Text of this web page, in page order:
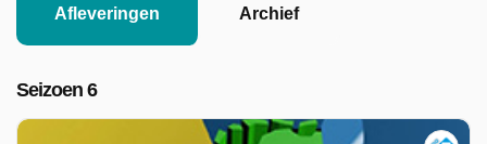
Afleveringen Archief
Seizoen 6